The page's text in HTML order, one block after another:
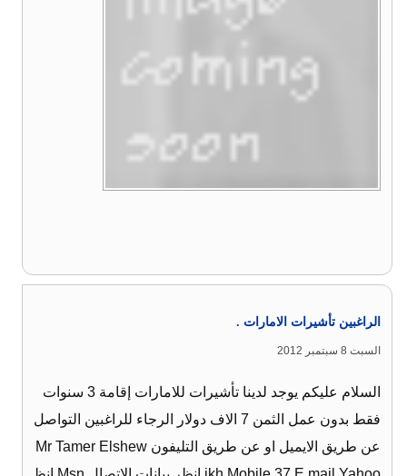
الراغبين تأشيرات الامارات .
السبت 8 سبتمبر 2012
السلام عليكم يوجد لدينا تأشيرات للامارات إقامة 3 سنوات
فقط بدون عمل الثمن 7 الاف دولار الرجاء للراغبين التواصل
عن طريق الايميل او عن طريق التليفون Mr Tamer Elshew